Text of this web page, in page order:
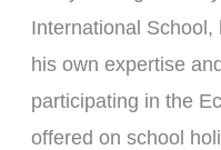
International
his own expertise
participating in the
offered on school